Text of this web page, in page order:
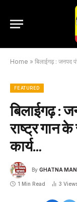
Home » बिलाईगढ़ : जनपद
FEATURED
बिलाईगढ़ :
राष्ट्र गान
कार्य…
By GHATNA
1 Min Read 3